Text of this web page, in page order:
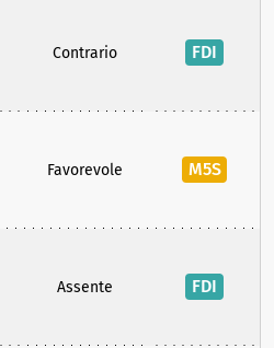
Contrario FDI
Favorevole M5S
Assente FDI